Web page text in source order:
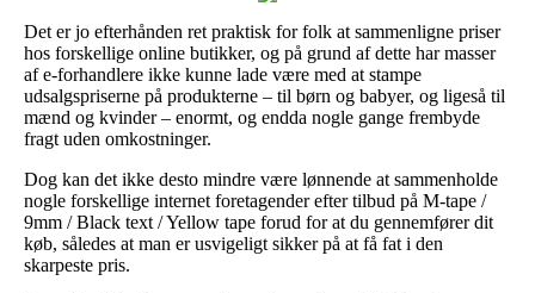
Det er jo efterhånden ret praktisk for folk at sammenligne priser
hos forskellige online butikker, og på grund af dette har masser
af e-forhandlere ikke kunne lade være med at stampe
udsalgspriserne på produkterne – til børn og babyer, og ligeså til
mænd og kvinder – enormt, og endda nogle gange frembyde
fragt uden omkostninger.
Dog kan det ikke desto mindre være lønnende at sammenholde
nogle forskellige internet foretagender efter tilbud på M-tape /
9mm / Black text / Yellow tape forud for at du gennemfører dit
køb, således at man er usvigeligt sikker på at få fat i den
skarpeste pris.